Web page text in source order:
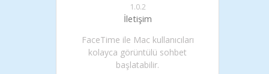
1.0.2
İletişim
FaceTime ile Mac kullanıcıları
kolayca görüntülü sohbet
başlatabilir.